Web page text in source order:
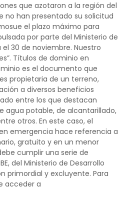
que azotaron a la región del
no han presentado su solicitud
el plazo máximo para
por parte del Ministerio de
30 de noviembre. Nuestro
Títulos de dominio en
es el documento que
propietaria de un terreno,
a diversos beneficios
entre los que destacan
agua potable, de alcantarillado,
otros. En este caso, el
emergencia hace referencia a
gratuito y en un menor
cumplir una serie de
del Ministerio de Desarrollo
primordial y excluyente. Para
acceder a